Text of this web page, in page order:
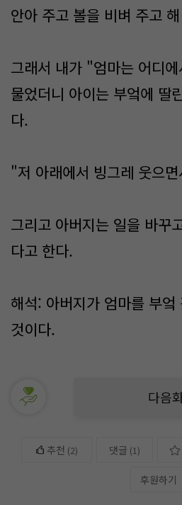
안아 주고 볼을 비벼 주고
그래서 내가 "엄마는 어디
물었더니 아이는 부엌에 딸
다.
"저 아래에서 빙그레 웃으
그리고 아버지는 일을 바꾸
다고 한다.
해석: 아버지가 엄마를 부엌
것이다.
다음
추천 (2) 댓글 (1)
후원하기